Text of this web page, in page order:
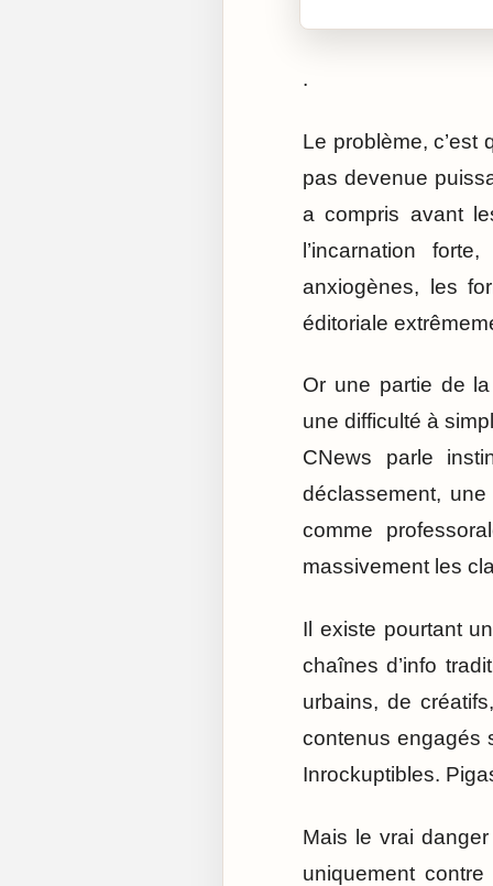
.
Le problème, c’est
pas devenue
a compris avant
l’incarnation
anxiogènes, les
éditoriale
Or une partie de
une difficulté à
CNews parle
déclassement,
comme
massivement les
Il existe pourtant
chaînes d’info
urbains, de
contenus engagés
Inrockuptibles.
Mais le vrai
uniquement